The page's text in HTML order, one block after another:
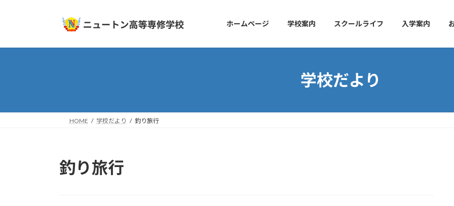
プ
動
ホームページ 学校案内 スクールライフ 入学案内
学校だより
HOME 学校だより 釣り旅行
釣り旅行